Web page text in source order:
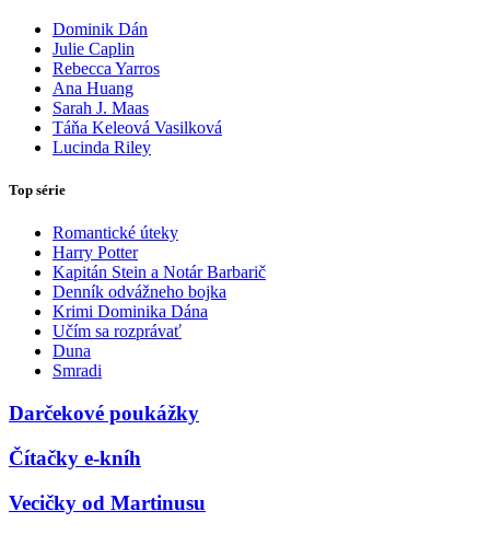
Dominik Dán
Julie Caplin
Rebecca Yarros
Ana Huang
Sarah J. Maas
Táňa Keleová Vasilková
Lucinda Riley
Top série
Romantické úteky
Harry Potter
Kapitán Stein a Notár Barbarič
Denník odvážneho bojka
Krimi Dominika Dána
Učím sa rozprávať
Duna
Smradi
Darčekové poukážky
Čítačky e-kníh
Vecičky od Martinusu